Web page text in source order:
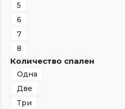
5
6
7
8
Количество спален
Одна
Две
Три